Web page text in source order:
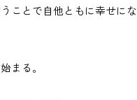
ことで自他ともに幸せにな
まる。